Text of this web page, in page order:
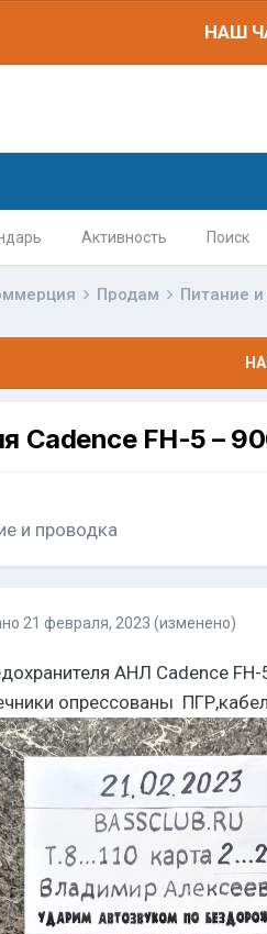
НАШ
Активность Поиск
Продам Питание
Cadence FH-5 –
и проводка
21 февраля, 2023 (изменено)
АНЛ Cadence
опрессованы